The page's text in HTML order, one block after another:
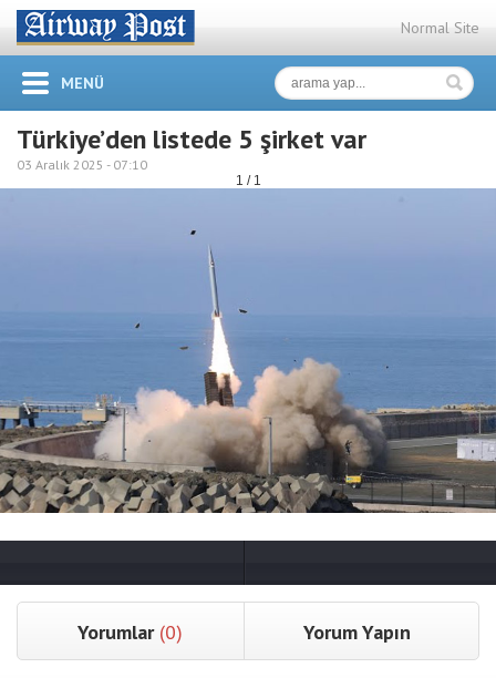
Normal Site
MENÜ
Türkiye’den listede 5 şirket var
03 Aralık 2025 - 07:10
1 / 1
Yorumlar (0) Yorum Yapın